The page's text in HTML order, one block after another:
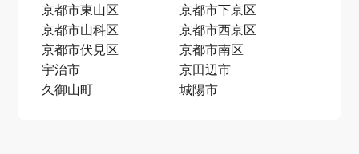
京都市東山区
京都市下京区
京都市山科区
京都市西京区
京都市伏見区
京都市南区
宇治市
京田辺市
久御山町
城陽市